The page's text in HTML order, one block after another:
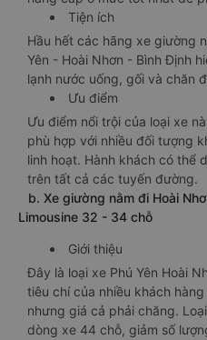
Tiện ích
Hầu hết các hãng xe giường
Yên - Hoài Nhơn - Bình Định
lạnh nước uống, gối và chăn
Ưu điểm
Ưu điểm nổi trội của loại xe
phù hợp với nhiều đối tượng
linh hoạt. Hành khách có thể
trên tất cả các tuyến đường.
b. Xe giường nằm đi Hoài
Limousine 32 - 34 chỗ
Giới thiệu
Đây là loại xe Phú Yên Hoài
tiêu chí của nhiều khách
nhưng giá cả phải chăng.
dòng xe 44 chỗ, giảm số